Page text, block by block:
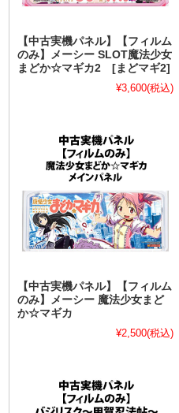
【中古実機パネル】【フィルム
のみ】メーシー SLOT魔法少女
まどか☆マギカ2 [まどマギ2]
¥3,600(税込)
【中古実機パネル】【フィルム
のみ】メーシー 魔法少女まど
か☆マギカ
¥2,500(税込)